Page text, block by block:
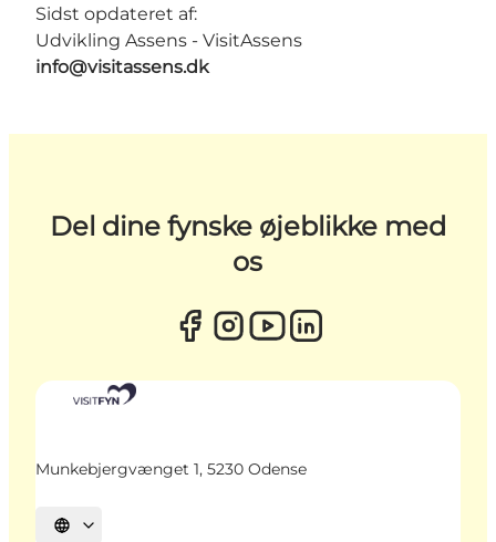
Sidst opdateret af:
Udvikling Assens - VisitAssens
info@visitassens.dk
Del dine fynske øjeblikke med
os
Munkebjergvænget 1, 5230 Odense
Vælg sprog